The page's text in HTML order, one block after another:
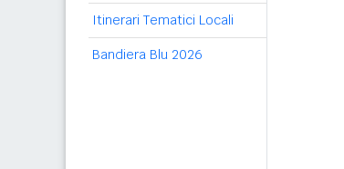
Itinerari Tematici Locali
Bandiera Blu 2026